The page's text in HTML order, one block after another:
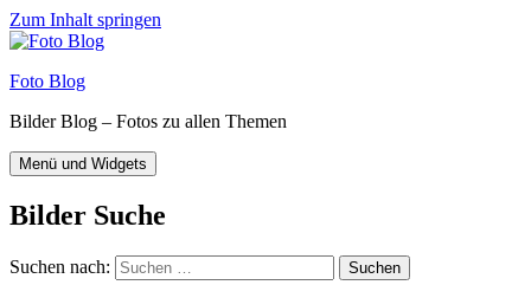
Zum Inhalt springen
Foto Blog
Bilder Blog – Fotos zu allen Themen
Menü und Widgets
Bilder Suche
Suchen nach: